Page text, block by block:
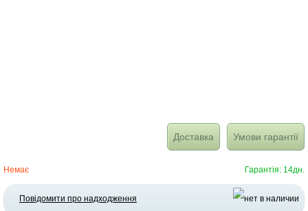
Доставка Умови гарантії
Немає Гарантія: 14дн.
Повідомити про надходження